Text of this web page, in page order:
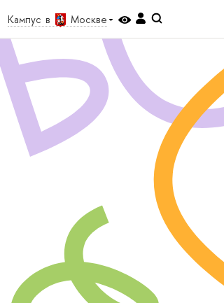
Кампус в Москве